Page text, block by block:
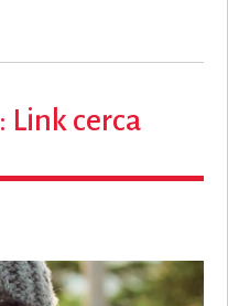
Link cerca